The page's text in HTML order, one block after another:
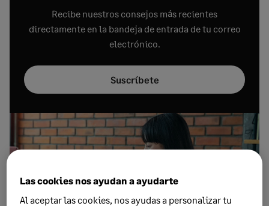
Recibe nuestros consejos más recientes
directamente en la bandeja de entrada de tu correo
electrónico.
Suscríbete
Las cookies nos ayudan a ayudarte
Al aceptar las cookies, nos ayudas a personalizar tu